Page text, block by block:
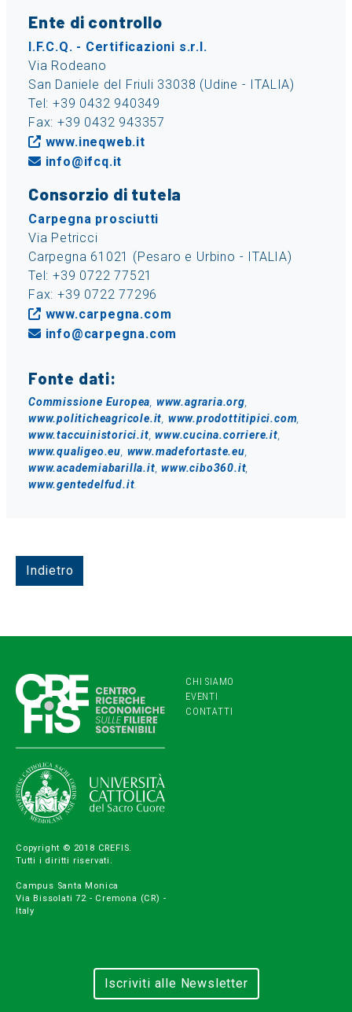
Ente di controllo
I.F.C.Q. - Certificazioni s.r.l.
Via Rodeano
San Daniele del Friuli 33038 (Udine - ITALIA)
Tel: +39 0432 940349
Fax: +39 0432 943357
www.ineqweb.it
info@ifcq.it
Consorzio di tutela
Carpegna prosciutti
Via Petricci
Carpegna 61021 (Pesaro e Urbino - ITALIA)
Tel: +39 0722 77521
Fax: +39 0722 77296
www.carpegna.com
info@carpegna.com
Fonte dati:
Commissione Europea www.agraria.org
www.politicheagricole.it www.prodottitipici.com
www.taccuinistorici.it ,www.cucina.corriere.it
www.qualigeo.eu www.madefortaste.eu
www.academiabarilla.it ,www.cibo360.it
www.gentedelfud.it
Indietro
Copyright © 2018 CREFIS.
Tutti i diritti riservati.
Campus Santa Monica
Via Bissolati 72 - Cremona (CR) -
Italy
CHI SIAMO
EVENTI
CONTATTI
Iscriviti alle Newsletter